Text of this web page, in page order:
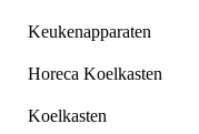
Keukenapparaten
Horeca Koelkasten
Koelkasten